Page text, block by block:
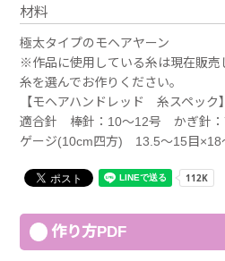
材料
極太タイプのモヘアヤーン
※作品に使用している糸は現在販売
糸を選んでお作りください。
【モヘアハンドレッド 糸スペック】
適合針 棒針：10～12号 かぎ針：
ゲージ(10cm四方) 13.5～15目×18
作り方PDF